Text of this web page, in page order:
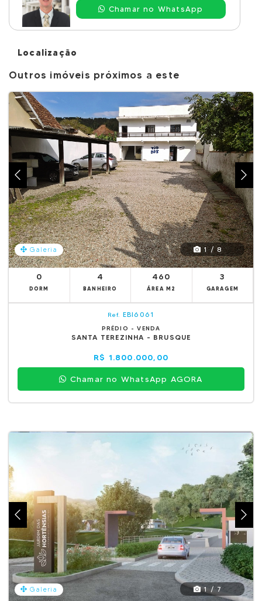
Chamar no WhatsApp
Localização
Outros imóveis próximos a este
Galeria 1 / 8
0
DORM
4
BANHEIRO
460
ÁREA M2
3
GARAGEM
Ref. EBI6061
PRÉDIO - VENDA
SANTA TEREZINHA - BRUSQUE
R$ 1.800.000,00
Chamar no WhatsApp AGORA
Galeria 1 / 7